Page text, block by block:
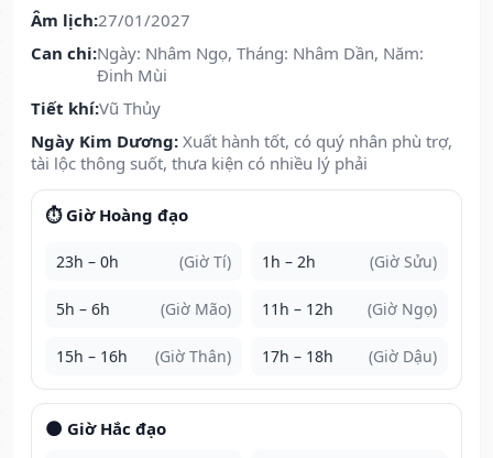
Âm lịch:27/01/2027
Can chi:Ngày: Nhâm Ngọ, Tháng: Nhâm Dần, Năm:
Đinh Mùi
Tiết khí:Vũ Thủy
Ngày Kim Dương: Xuất hành tốt, có quý nhân phù trợ,
tài lộc thông suốt, thưa kiện có nhiều lý phải
⏱️ Giờ Hoàng đạo
23h – 0h (Giờ Tí) 1h – 2h (Giờ Sửu)
5h – 6h (Giờ Mão) 11h – 12h (Giờ Ngọ)
15h – 16h (Giờ Thân) 17h – 18h (Giờ Dậu)
🌑 Giờ Hắc đạo